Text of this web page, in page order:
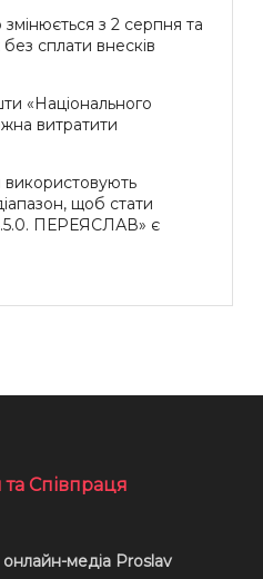
з 2 серпня та
сплати внесків
«Національного
витратити
використовують
щоб стати
ПЕРЕЯСЛАВ» є
та Співпраця
медіа Proslav